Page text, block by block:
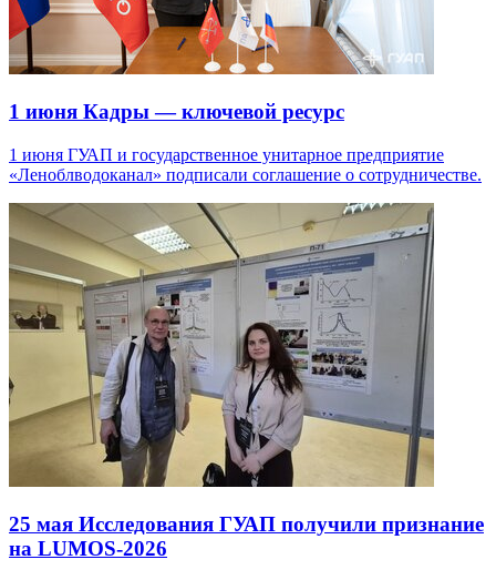
1 июня Кадры — ключевой ресурс
1 июня ГУАП и государственное унитарное предприятие
«Леноблводоканал» подписали соглашение о сотрудничестве.
25 мая Исследования ГУАП получили признание
на LUMOS-2026